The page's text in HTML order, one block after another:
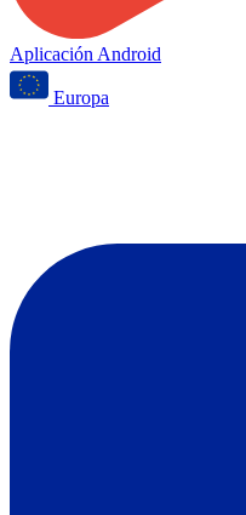
Aplicación Android
Europa